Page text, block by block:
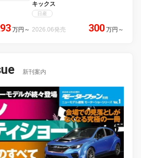
万円 ～
キックス
日産
2026.06発売 300 万円 ～
新刊案内